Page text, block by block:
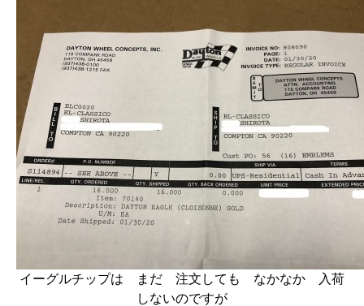
イーグルチップは まだ 注文しても なかなか 入荷
しないのですが